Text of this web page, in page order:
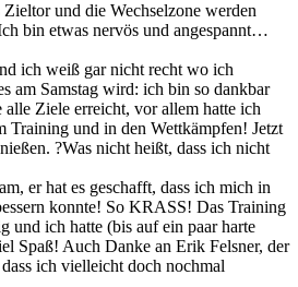
und die Wechselzone werden
bin etwas nervös und angespannt…
ich weiß gar nicht recht wo ich
am Samstag wird: ich bin so dankbar
alle Ziele erreicht, vor allem hatte ich
und in den Wettkämpfen! Jetzt
?Was nicht heißt, dass ich nicht
, er hat es geschafft, dass ich mich in
konnte! So KRASS! Das Training
und ich hatte (bis auf ein paar harte
Spaß! Auch Danke an Erik Felsner, der
ich vielleicht doch nochmal